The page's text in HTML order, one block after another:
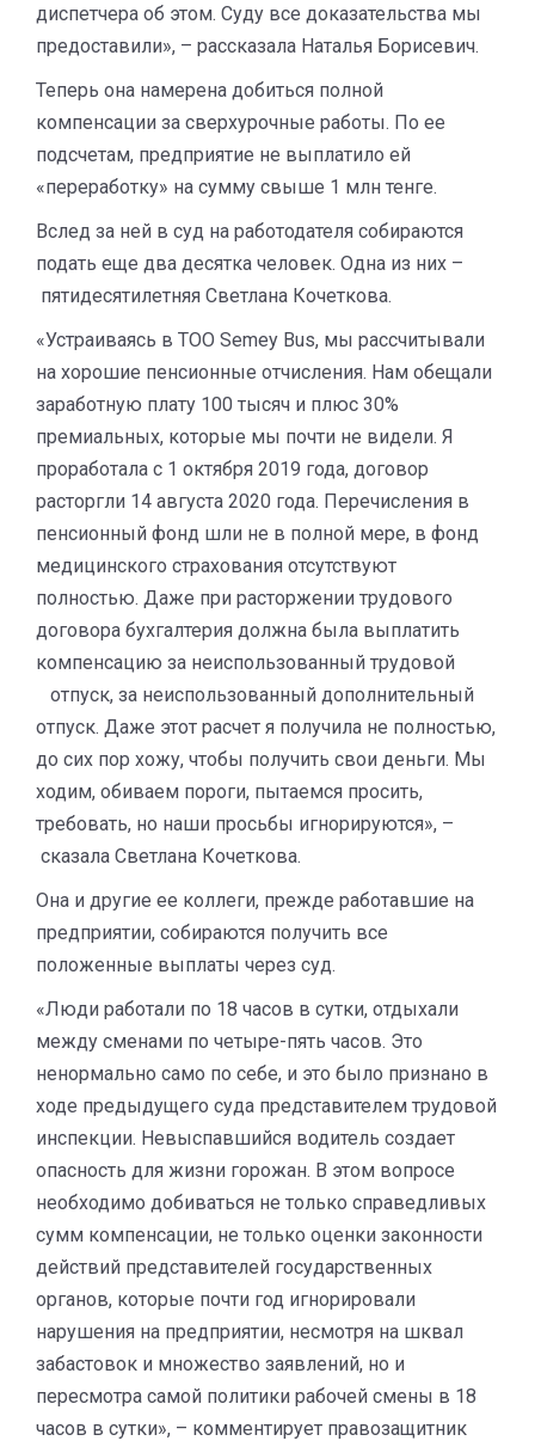
диспетчера об этом. Суду все доказательства мы
предоставили», – рассказала Наталья Борисевич.
Теперь она намерена добиться полной
компенсации за сверхурочные работы. По ее
подсчетам, предприятие не выплатило ей
«переработку» на сумму свыше 1 млн тенге.
Вслед за ней в суд на работодателя собираются
подать еще два десятка человек. Одна из них –
пятидесятилетняя Светлана Кочеткова.
«Устраиваясь в ТОО Semey Bus, мы рассчитывали
на хорошие пенсионные отчисления. Нам обещали
заработную плату 100 тысяч и плюс 30%
премиальных, которые мы почти не видели. Я
проработала с 1 октября 2019 года, договор
расторгли 14 августа 2020 года. Перечисления в
пенсионный фонд шли не в полной мере, в фонд
медицинского страхования отсутствуют
полностью. Даже при расторжении трудового
договора бухгалтерия должна была выплатить
компенсацию за неиспользованный трудовой
отпуск, за неиспользованный дополнительный
отпуск. Даже этот расчет я получила не полностью,
до сих пор хожу, чтобы получить свои деньги. Мы
ходим, обиваем пороги, пытаемся просить,
требовать, но наши просьбы игнорируются», –
сказала Светлана Кочеткова.
Она и другие ее коллеги, прежде работавшие на
предприятии, собираются получить все
положенные выплаты через суд.
«Люди работали по 18 часов в сутки, отдыхали
между сменами по четыре-пять часов. Это
ненормально само по себе, и это было признано в
ходе предыдущего суда представителем трудовой
инспекции. Невыспавшийся водитель создает
опасность для жизни горожан. В этом вопросе
необходимо добиваться не только справедливых
сумм компенсации, не только оценки законности
действий представителей государственных
органов, которые почти год игнорировали
нарушения на предприятии, несмотря на шквал
забастовок и множество заявлений, но и
пересмотра самой политики рабочей смены в 18
часов в сутки», – комментирует правозащитник